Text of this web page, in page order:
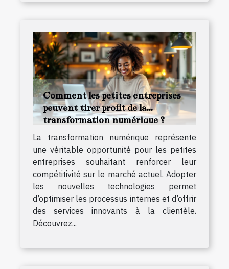
Comment les petites entreprises
peuvent tirer profit de la
transformation numérique ?
La transformation numérique représente
une véritable opportunité pour les petites
entreprises souhaitant renforcer leur
compétitivité sur le marché actuel. Adopter
les nouvelles technologies permet
d’optimiser les processus internes et d’offrir
des services innovants à la clientèle.
Découvrez...